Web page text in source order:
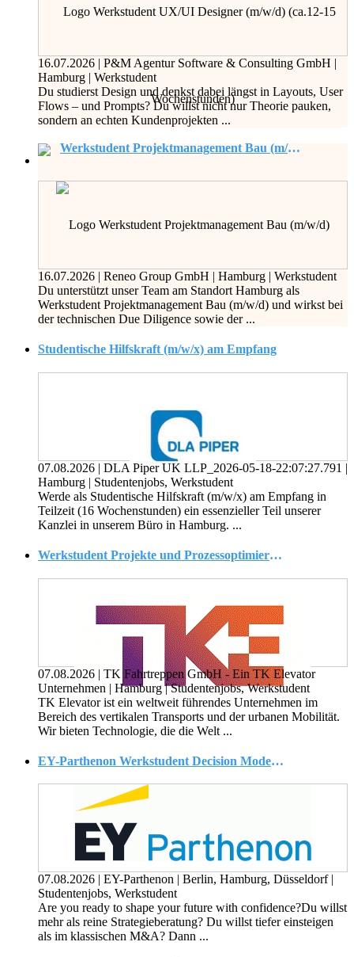
16.07.2026 | P&M Agentur Software & Consulting GmbH |
Hamburg | Werkstudent
Du studierst Design und denkst dabei längst in Layouts, User
Flows – und Prompts? Du willst nicht nur Theorie pauken,
sondern an echten Kundenprojekten ...
Werkstudent Projektmanagement Bau (m/w/d)
16.07.2026 | Reneo Group GmbH | Hamburg | Werkstudent
Du unterstützt unser Team am Standort Hamburg als
Werkstudent Projektmanagement Bau (m/w/d) und wirkst bei
der technischen Due Diligence sowie der ...
Studentische Hilfskraft (m/w/x) am Empfang
07.08.2026 | DLA Piper UK LLP_2026-05-18-22:07:27.791 |
Hamburg | Studentenjobs, Werkstudent
Werde als Studentische Hilfskraft (m/w/x) am Empfang in
Teilzeit (16 Wochenstunden) ein essenzieller Teil unserer
Kanzlei in unserem Büro in Hamburg. ...
Werkstudent Projekte und Prozessoptimierung Endmontage Produktion (m/w/d)
07.08.2026| TK Fahrtreppen GmbH - Ein TK Elevator
Unternehmen| Hamburg| Studentenjobs, Werkstudent
TK Elevator ist ein weltweit führendes Unternehmen im
Bereich des vertikalen Transports und der urbanen Mobilität.
Wir bieten Technologie, die die Welt ...
EY-Parthenon Werkstudent Decision Modelling & Economics (w/m/d)
07.08.2026 EY-Parthenon Berlin, Hamburg, Düsseldorf
Studentenjobs, Werkstudent
Are you ready to shape your future with confidence?Du willst
mehr als reine Strategieberatung? Du willst tiefer einsteigen
als im klassischen M&A? Dann ...